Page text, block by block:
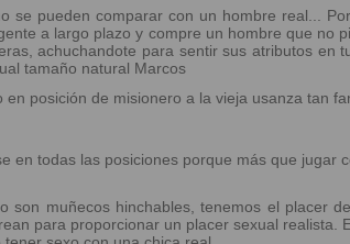
se pueden comparar con un hombre real...
a largo plazo y compre un hombre que
achuchandote para sentir sus atributos
tamaño natural Marcos
posición de misionero a la vieja usanza tan
en todas las posiciones porque más que
son muñecos hinchables, tenemos el
para proporcionar un placer sexual